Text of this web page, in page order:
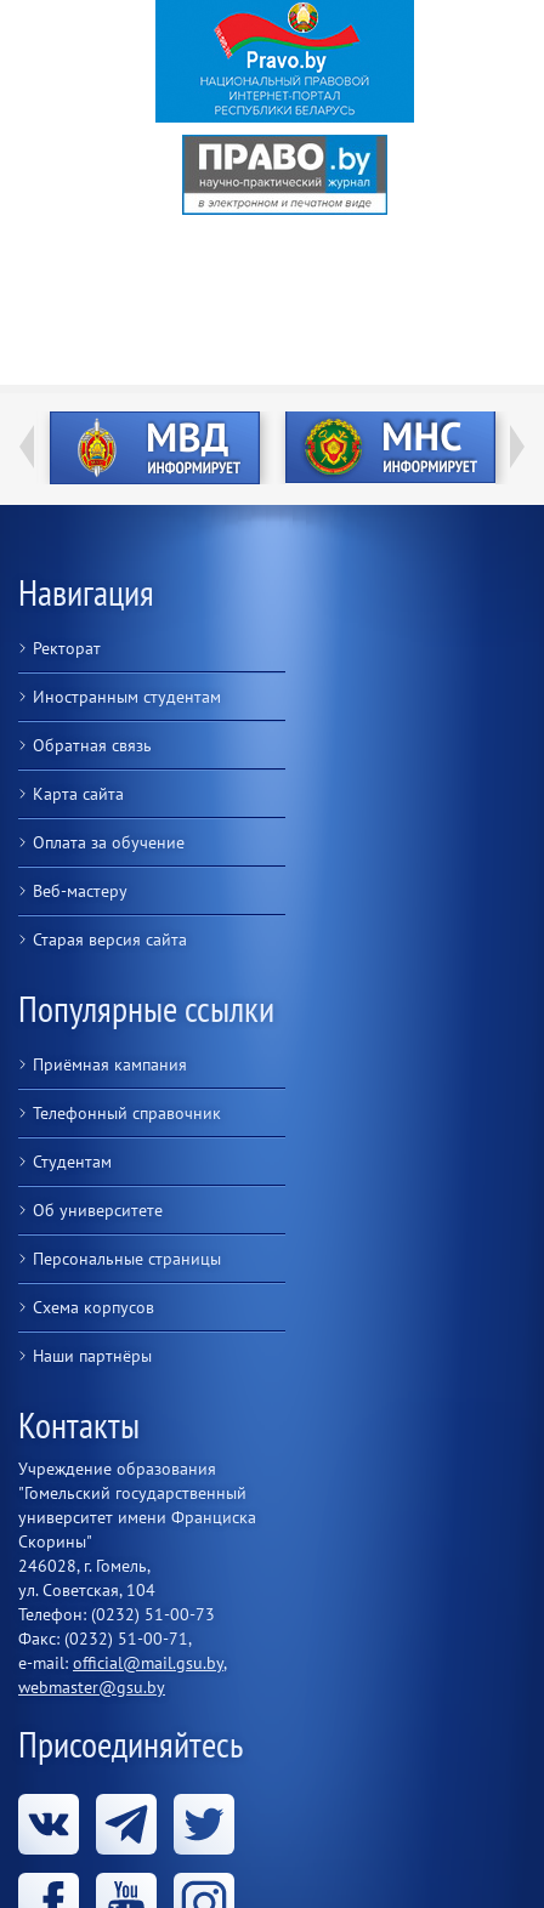
Навигация
Ректорат
Иностранным студентам
Обратная связь
Карта сайта
Оплата за обучение
Веб-мастеру
Старая версия сайта
Популярные ссылки
Приёмная кампания
Телефонный справочник
Студентам
Об университете
Персональные страницы
Схема корпусов
Наши партнёры
Контакты
Учреждение образования
"Гомельский государственный
университет имени Франциска
Скорины"
246028, г. Гомель,
ул. Советская, 104
Телефон: (0232) 51-00-73
Факс: (0232) 51-00-71,
e-mail: official@mail.gsu.by,
webmaster@gsu.by
Присоединяйтесь